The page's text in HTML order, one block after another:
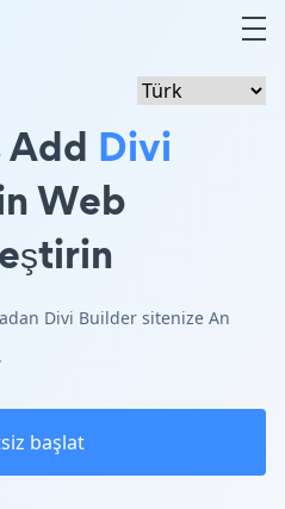
Add Divi
Web
Divi Builder sitenize An
başlat